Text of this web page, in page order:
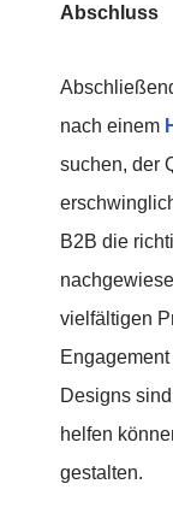
Abschluss
nach einem
suchen, der
B2B die
vielfältigen
Designs
helfen
gestalten.